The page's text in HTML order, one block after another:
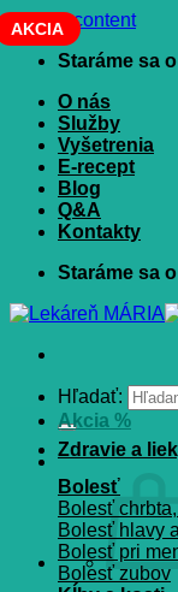
Skip to content
Staráme sa
O nás
Služby
Vyšetrenia
E-recept
Blog
Q&A
Kontakty
Staráme sa
Hľadať:
Akcia %
Zdravie a
Bolesť
Bolesť
Bolesť hlavy
Bolesť pri
Bolesť zubov
AKCIA